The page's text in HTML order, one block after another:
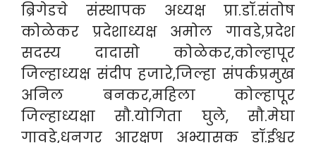
ब्रिगेडचे संस्थापक अध्यक्ष प्रा.डॉ.संतोष
कोळेकर प्रदेशाध्यक्ष अमोल गावडे,प्रदेश
सदस्य दादासो कोळेकर,कोल्हापूर
जिल्हाध्यक्ष संदीप हजारे,जिल्हा संपर्कप्रमुख
अनिल बनकर,महिला कोल्हापूर
जिल्हाध्यक्षा सौ.योगिता घुले, सौ.मेघा
गावडे,धनगर आरक्षण अभ्यासक डॉ.ईश्वर